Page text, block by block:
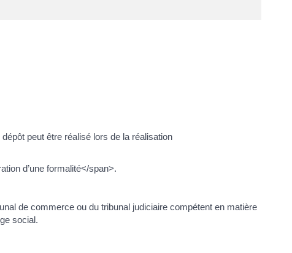
peut être réalisé lors de la réalisation
d’une formalité</span>.
de commerce ou du tribunal judiciaire compétent en matière
social.